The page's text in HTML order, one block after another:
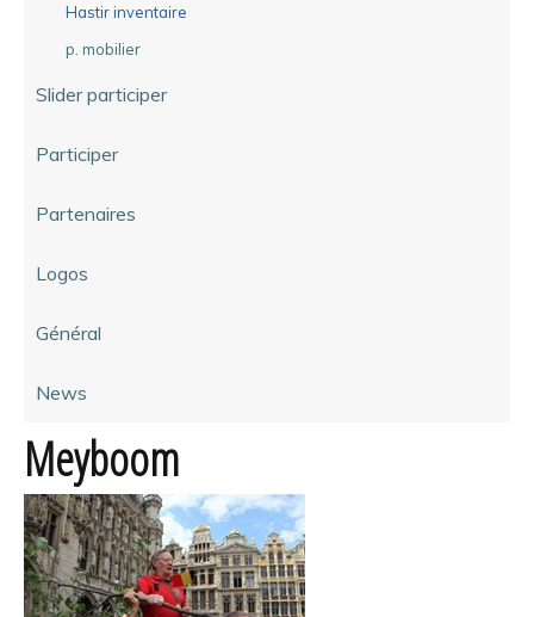
Hastir inventaire
p. mobilier
Slider participer
Participer
Partenaires
Logos
Général
News
Meyboom